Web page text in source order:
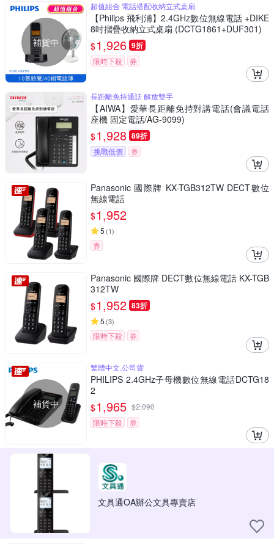
補貨中
超值組合 電話搭配收納立式桌扇
【Philips 飛利浦】2.4GHz數位無線電話 +DIKE
8吋摺疊收納立式桌扇 (DCTG1861+DUF301)
$1,926 9折
限時下殺 券
長距離免持通話 解放雙手
【AIWA】愛華長距離免持對講電話(會議電話
座機 固定電話/AG-9099)
$1,928 89折
挑戰低價 券
Panasonic 國際牌 KX-TGB312TW DECT數位
無線電話
$1,952
5 (1)
券
Panasonic 國際牌 DECT數位無線電話 KX-TGB
312TW
$1,952 83折
5 (3)
限時下殺 券
補貨中
繁體中文,公司貨
PHILIPS 2.4GHz子母機數位無線電話DCTG18
2
$1,965 $2,090
限時下殺
券
文具通OA辦公文具專賣店